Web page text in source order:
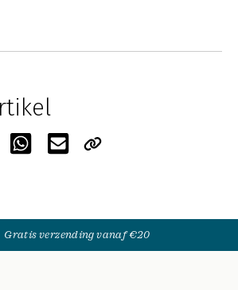
Gratis verzending vanaf €20